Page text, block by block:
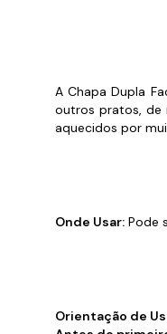
A Chapa Dupla
outros pratos, de
aquecidos por
Onde Usar: Pode
Orientação de